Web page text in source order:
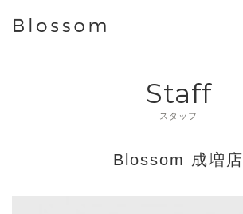
Staff
スタッフ
Blossom 成増店